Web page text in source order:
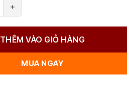
THÊM VÀO GIỎ HÀNG
MUA NGAY